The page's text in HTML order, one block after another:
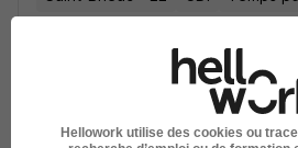
Cette offre n’est plus disponible
Hellowork utilise des cookies ou